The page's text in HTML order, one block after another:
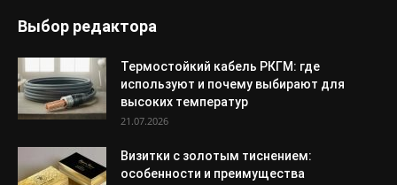
Выбор редактора
Термостойкий кабель РКГМ: где
используют и почему выбирают для
высоких температур
21.07.2026
Визитки с золотым тиснением:
особенности и преимущества